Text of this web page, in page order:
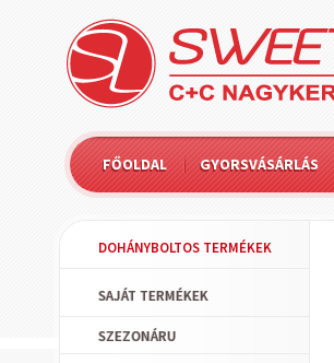
FŐOLDAL GYORSVÁSÁRLÁS
DOHÁNYBOLTOS TERMÉKEK
SAJÁT TERMÉKEK
SZEZONÁRU